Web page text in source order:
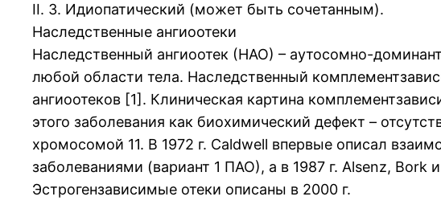
II. 3. Идиопатический (может быть сочетанным).
Наследственные ангиоотеки
Наследственный ангиоотек (НАО) – аутосомно-
любой области тела. Наследственный
ангиоотеков [1]. Клиническая картина
этого заболевания как биохимический дефект –
хромосомой 11. В 1972 г. Caldwell впервые описал
заболеваниями (вариант 1 ПАО), а в 1987 г. Alsenz,
Эстрогензависимые отеки описаны в 2000 г.